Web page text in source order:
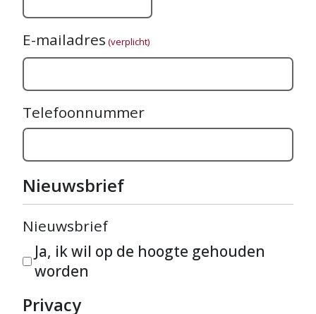
E-mailadres (verplicht)
Telefoonnummer
Nieuwsbrief
Nieuwsbrief
Ja, ik wil op de hoogte gehouden
worden
Privacy